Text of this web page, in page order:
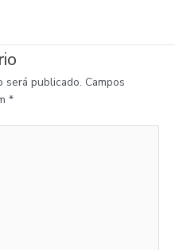
será publicado. Campos
*